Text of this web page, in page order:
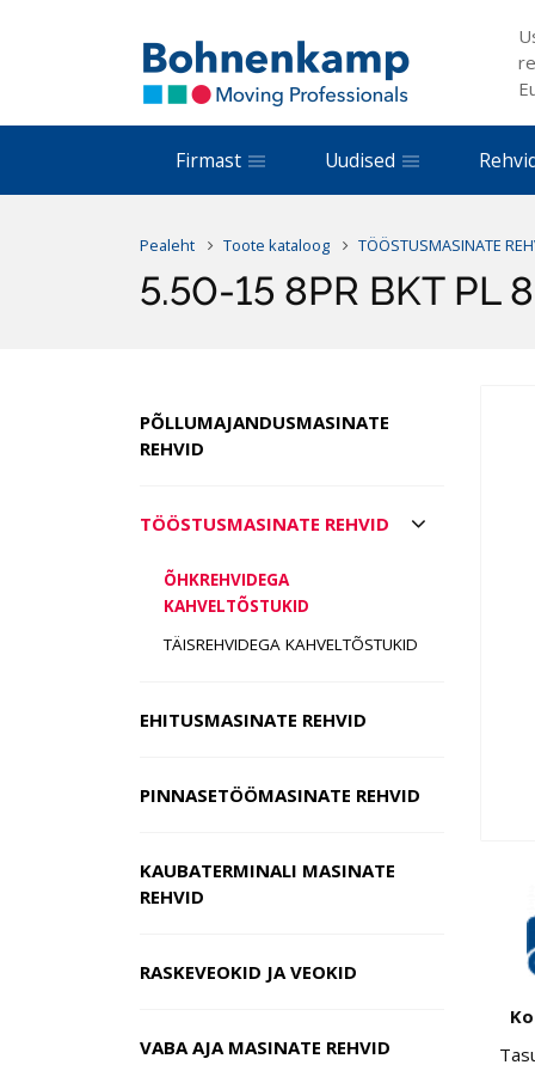
Firmast Uudised
Pealeht Toote kataloog TÖÖSTUSMASINATE
5.50-15 8PR BKT PL
PÕLLUMAJANDUSMASINATE
REHVID
TÖÖSTUSMASINATE REHVID
ÕHKREHVIDEGA
KAHVELTÕSTUKID
TÄISREHVIDEGA KAHVELTÕSTUKID
EHITUSMASINATE REHVID
PINNASETÖÖMASINATE REHVID
KAUBATERMINALI MASINATE
REHVID
RASKEVEOKID JA VEOKID
VABA AJA MASINATE REHVID